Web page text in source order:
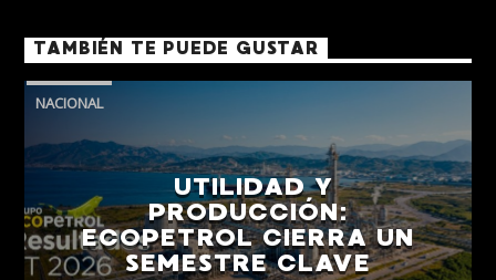
TAMBIÉN TE PUEDE GUSTAR
NACIONAL
UTILIDAD Y
PRODUCCIÓN:
ECOPETROL CIERRA UN
SEMESTRE CLAVE